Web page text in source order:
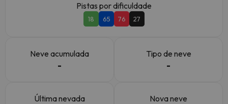
Pistas por dificuldade
18 65 76 27
Neve acumulada
-
Tipo de neve
-
Última nevada Nova neve